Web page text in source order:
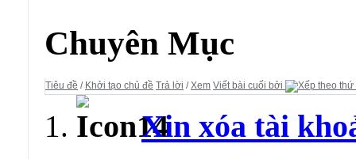
Chuyên Mục
Tiêu đề / Khởi tạo chủ đề Trả lời /Xem Viết bài cuối bởi
Xin xóa tài